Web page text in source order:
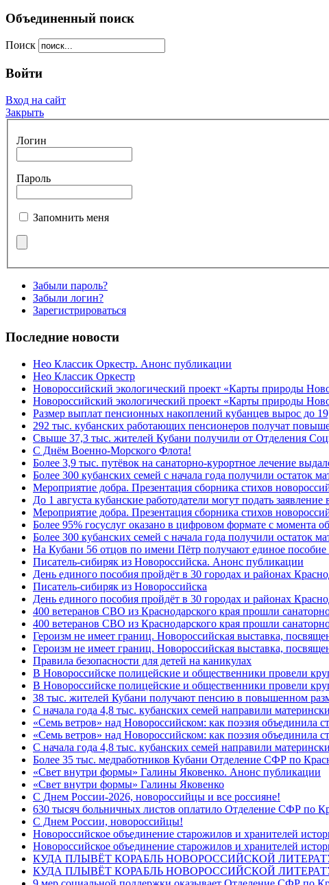
Объединенный поиск
Поиск
Войти
Вход на сайт
Закрыть
Логин
Пароль
Запомнить меня
Забыли пароль?
Забыли логин?
Зарегистрироваться
Последние новости
Нео Классик Оркестр. Анонс публикации
Нео Классик Оркестр
Новороссийский экологический проект «Карты природы
Новороссийский экологический проект «Карты природы
Размер выплат пенсионных накоплений кубанцев вырос до
292 тыс. кубанских работающих пенсионеров получат
Свыше 37,3 тыс. жителей Кубани получили от Отделения
C Днём Военно-Морского Флота!
Более 3,9 тыс. путёвок на санаторно-курортное лечение
Более 300 кубанских семей с начала года получили остаток
Мероприятие добра. Презентация сборника стихов
До 1 августа кубанские работодатели могут подать
Мероприятие добра. Презентация сборника стихов
Более 95% госуслуг оказано в цифровом формате с момента
Более 300 кубанских семей с начала года получили остаток
На Кубани 56 отцов по имени Пётр получают единое пособие
Писатель-сибиряк из Новороссийска. Анонс публикации
День единого пособия пройдёт в 30 городах и районах
Писатель-сибиряк из Новороссийска
День единого пособия пройдёт в 30 городах и районах
400 ветеранов СВО из Краснодарского края прошли
400 ветеранов СВО из Краснодарского края прошли
Героизм не имеет границ. Новороссийская выставка,
Героизм не имеет границ. Новороссийская выставка,
Правила безопасности для детей на каникулах
В Новороссийске полицейские и общественники провели
В Новороссийске полицейские и общественники провели
38 тыс. жителей Кубани получают пенсию в повышенном
С начала года 4,8 тыс. кубанских семей направили
«Семь ветров» над Новороссийском: как поэзия объединила
«Семь ветров» над Новороссийском: как поэзия объединила
С начала года 4,8 тыс. кубанских семей направили
Более 35 тыс. медработников Кубани Отделение СФР по
«Свет внутри формы» Галины Яковенко. Анонс публикации
«Свет внутри формы» Галины Яковенко
C Днем России-2026, новороссийцы и все россияне!
630 тысяч больничных листов оплатило Отделение СФР по
C Днем России, новороссийцы!
Новороссийское объединение старожилов и хранителей
Новороссийское объединение старожилов и хранителей
КУДА ПЛЫВЁТ КОРАБЛЬ НОВОРОССИЙСКОЙ
КУДА ПЛЫВЁТ КОРАБЛЬ НОВОРОССИЙСКОЙ